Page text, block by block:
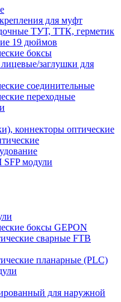
для муфт
ТУТ, ТТК, герметик
19 дюймов
боксы
заглушки для
соединительные
переходные
коннекторы оптические
модули
боксы GEPON
сварные FTB
планарные (PLC)
для наружной